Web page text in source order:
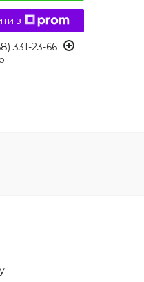
з
331-23-66